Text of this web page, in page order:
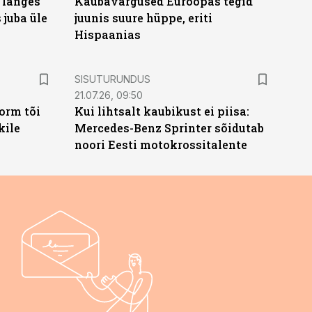
juba üle
juunis suure hüppe, eriti
Hispaanias
tõi
ST
SISUTURUNDUS
21.07.26, 09:50
Kui lihtsalt kaubikust ei piisa:
Mercedes-Benz Sprinter sõidutab
noori Eesti motokrossitalente